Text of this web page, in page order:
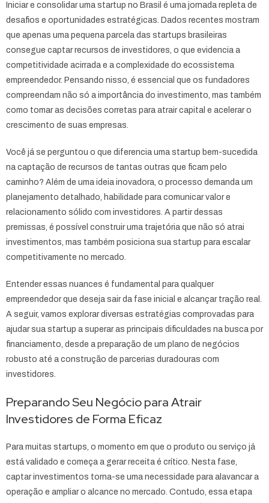
Iniciar e consolidar uma startup no Brasil é uma jornada repleta de
desafios e oportunidades estratégicas. Dados recentes mostram
que apenas uma pequena parcela das startups brasileiras
consegue captar recursos de investidores, o que evidencia a
competitividade acirrada e a complexidade do ecossistema
empreendedor. Pensando nisso, é essencial que os fundadores
compreendam não só a importância do investimento, mas também
como tomar as decisões corretas para atrair capital e acelerar o
crescimento de suas empresas.
Você já se perguntou o que diferencia uma startup bem-sucedida
na captação de recursos de tantas outras que ficam pelo
caminho? Além de uma ideia inovadora, o processo demanda um
planejamento detalhado, habilidade para comunicar valor e
relacionamento sólido com investidores. A partir dessas
premissas, é possível construir uma trajetória que não só atrai
investimentos, mas também posiciona sua startup para escalar
competitivamente no mercado.
Entender essas nuances é fundamental para qualquer
empreendedor que deseja sair da fase inicial e alcançar tração real.
A seguir, vamos explorar diversas estratégias comprovadas para
ajudar sua startup a superar as principais dificuldades na busca por
financiamento, desde a preparação de um plano de negócios
robusto até a construção de parcerias duradouras com
investidores.
Preparando Seu Negócio para Atrair
Investidores de Forma Eficaz
Para muitas startups, o momento em que o produto ou serviço já
está validado e começa a gerar receita é crítico. Nesta fase,
captar investimentos torna-se uma necessidade para alavancar a
operação e ampliar o alcance no mercado. Contudo, essa etapa